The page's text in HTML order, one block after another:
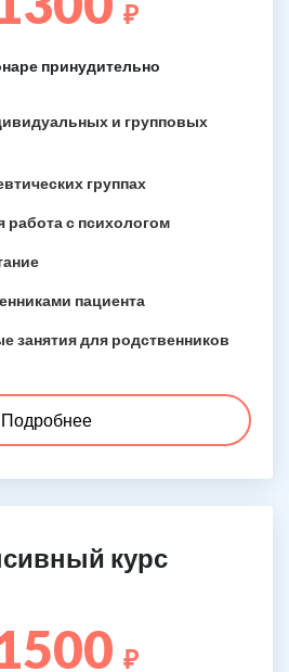
₽
принудительно
и групповых
группах
работа с психологом
пациента
занятия для родственников
Подробнее
курс
₽